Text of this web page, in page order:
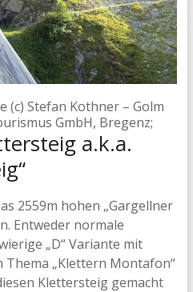
(c) Stefan Kothner – Golm
GmbH, Bregenz;
a.k.a.
2559m hohen „Gargellner
Entweder normale
„D“ Variante mit
Thema „Klettern Montafon“
Klettersteig gemacht